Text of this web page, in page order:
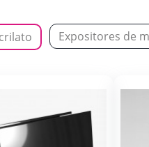
Expositores de